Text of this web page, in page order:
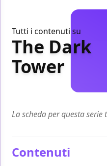
Tutti i contenuti su
The Dark
Tower
La scheda per questa
Contenuti